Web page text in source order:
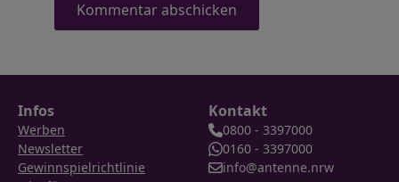
Infos
Werben
Newsletter
Gewinnspielrichtlinie
Kontakt
0800 - 3397000
0160 - 3397000
info@antenne.nrw